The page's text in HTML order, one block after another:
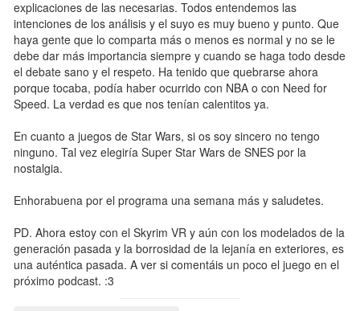
explicaciones de las necesarias. Todos entendemos las
intenciones de los análisis y el suyo es muy bueno y punto. Que
haya gente que lo comparta más o menos es normal y no se le
debe dar más importancia siempre y cuando se haga todo desde
el debate sano y el respeto. Ha tenido que quebrarse ahora
porque tocaba, podía haber ocurrido con NBA o con Need for
Speed. La verdad es que nos tenían calentitos ya.
En cuanto a juegos de Star Wars, si os soy sincero no tengo
ninguno. Tal vez elegiría Super Star Wars de SNES por la
nostalgia.
Enhorabuena por el programa una semana más y saludetes.
PD. Ahora estoy con el Skyrim VR y aún con los modelados de la
generación pasada y la borrosidad de la lejanía en exteriores, es
una auténtica pasada. A ver si comentáis un poco el juego en el
próximo podcast. :3